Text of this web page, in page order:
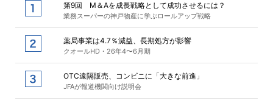
第9回 M＆Aを成長戦略として成功させるには？
業務スーパーの神戸物産に学ぶロールアップ戦略
薬局事業は4.7％減益、長期処方が影響
クオールHD・26年4〜6月期
OTC遠隔販売、コンビニに「大きな前進」
JFAが報道機関向け説明会